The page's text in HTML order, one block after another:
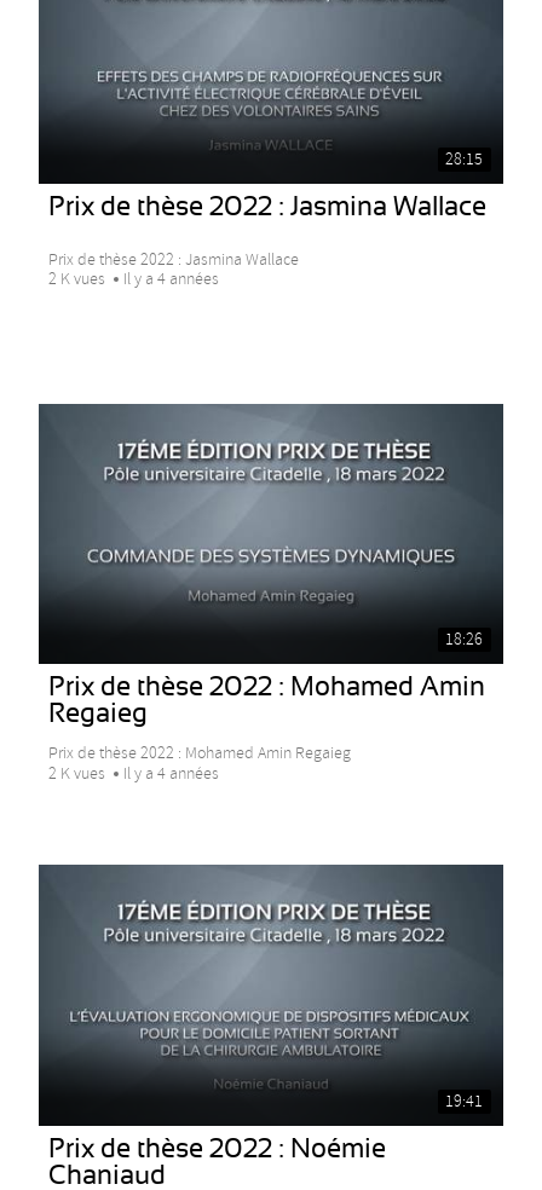
28:15
Prix de thèse 2022 : Jasmina Wallace
Prix de thèse 2022 : Jasmina Wallace
2 K vues
Il y a 4 années
18:26
Prix de thèse 2022 : Mohamed Amin
Regaieg
Prix de thèse 2022 : Mohamed Amin Regaieg
2 K vues
Il y a 4 années
19:41
Prix de thèse 2022 : Noémie
Chaniaud